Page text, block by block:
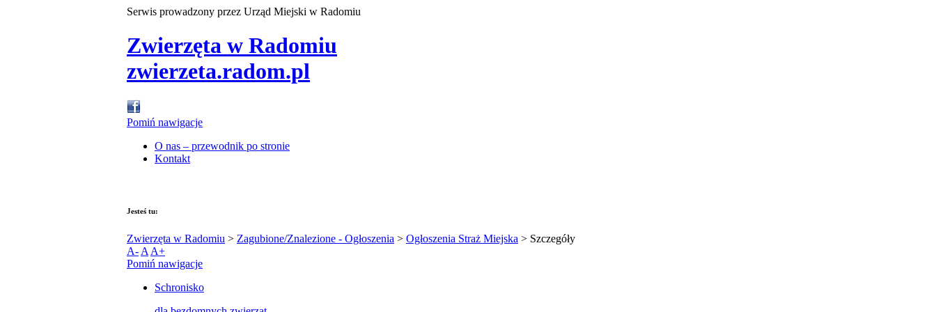
Serwis prowadzony przez Urząd Miejski w Radomiu
Zwierzęta w Radomiu
zwierzeta.radom.pl
Pomiń nawigacje
O nas – przewodnik po stronie
Kontakt
Jesteś tu:
Zwierzęta w Radomiu > Zagubione/Znalezione - Ogłoszenia > Ogłoszenia Straż Miejska > Szczegóły
A- A A+
Pomiń nawigacje
Schronisko